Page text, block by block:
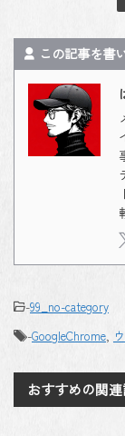
この記事を書
-99_no-category
-GoogleChrome,
おすすめの関